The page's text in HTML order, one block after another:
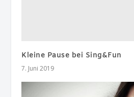
Kleine Pause bei Sing&Fun
7. Juni 2019